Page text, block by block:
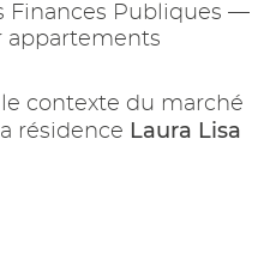
Finances Publiques —
appartements
contexte du marché
résidence Laura Lisa